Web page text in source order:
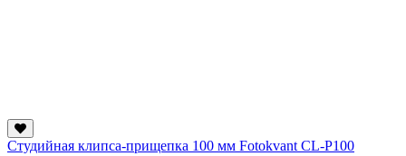
Студийная клипса-прищепка 100 мм Fotokvant CL-P100